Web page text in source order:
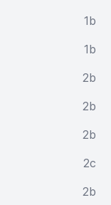
1b
1b
2b
2b
2b
2c
2b